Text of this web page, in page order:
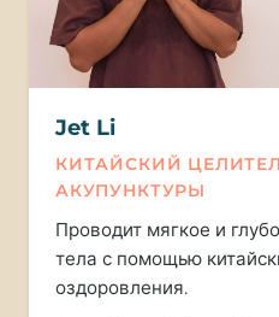
Jet Li
КИТАЙСКИЙ
АКУПУНКТУРЫ
Проводит мягкое и
тела с помощью
оздоровления.